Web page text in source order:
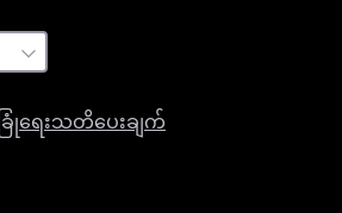
ေးသတိပေးချက်